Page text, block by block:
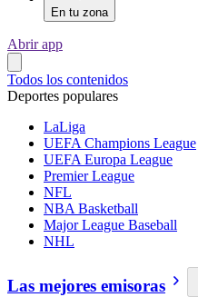
En tu zona
Abrir app
Todos los contenidos
Deportes populares
LaLiga
UEFA Champions League
UEFA Europa League
Premier League
NFL
NBA Basketball
Major League Baseball
NHL
Las mejores emisoras